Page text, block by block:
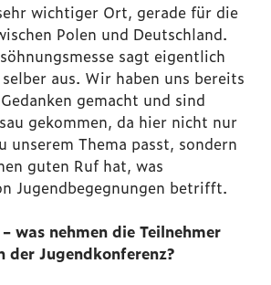
wichtiger Ort, gerade für die
Polen und Deutschland.
sagt eigentlich
aus. Wir haben uns bereits
gemacht und sind
gekommen, da hier nicht nur
unserem Thema passt, sondern
guten Ruf hat, was
Jugendbegegnungen betrifft.
was nehmen die Teilnehmer
Jugendkonferenz?